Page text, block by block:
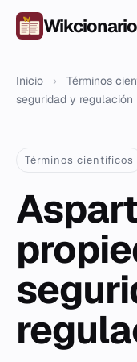
Wikcionario
Inicio › Términos
seguridad y regulación
Términos científicos